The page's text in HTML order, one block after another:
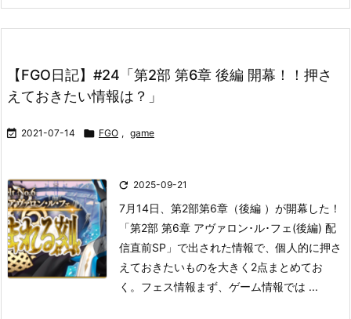
【FGO日記】#24「第2部 第6章 後編 開幕！！押さ
えておきたい情報は？」
 2021-07-14  FGO , game
 2025-09-21
7月14日、第2部第6章（後編 ）が開幕した！
「第2部 第6章 アヴァロン･ル･フェ(後編) 配
信直前SP」で出された情報で、個人的に押さ
えておきたいものを大きく2点まとめてお
く。 フェス情報 まず、ゲーム情報では ...